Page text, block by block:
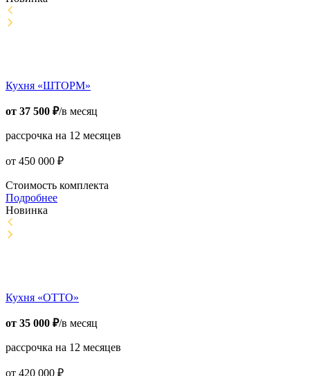
Кухня «ШТОРМ»
от 37 500 ₽/в месяц
рассрочка на 12 месяцев
от 450 000 ₽
Стоимость комплекта
Подробнее
Новинка
Кухня «ОТТО»
от 35 000 ₽/в месяц
рассрочка на 12 месяцев
от 420 000 ₽